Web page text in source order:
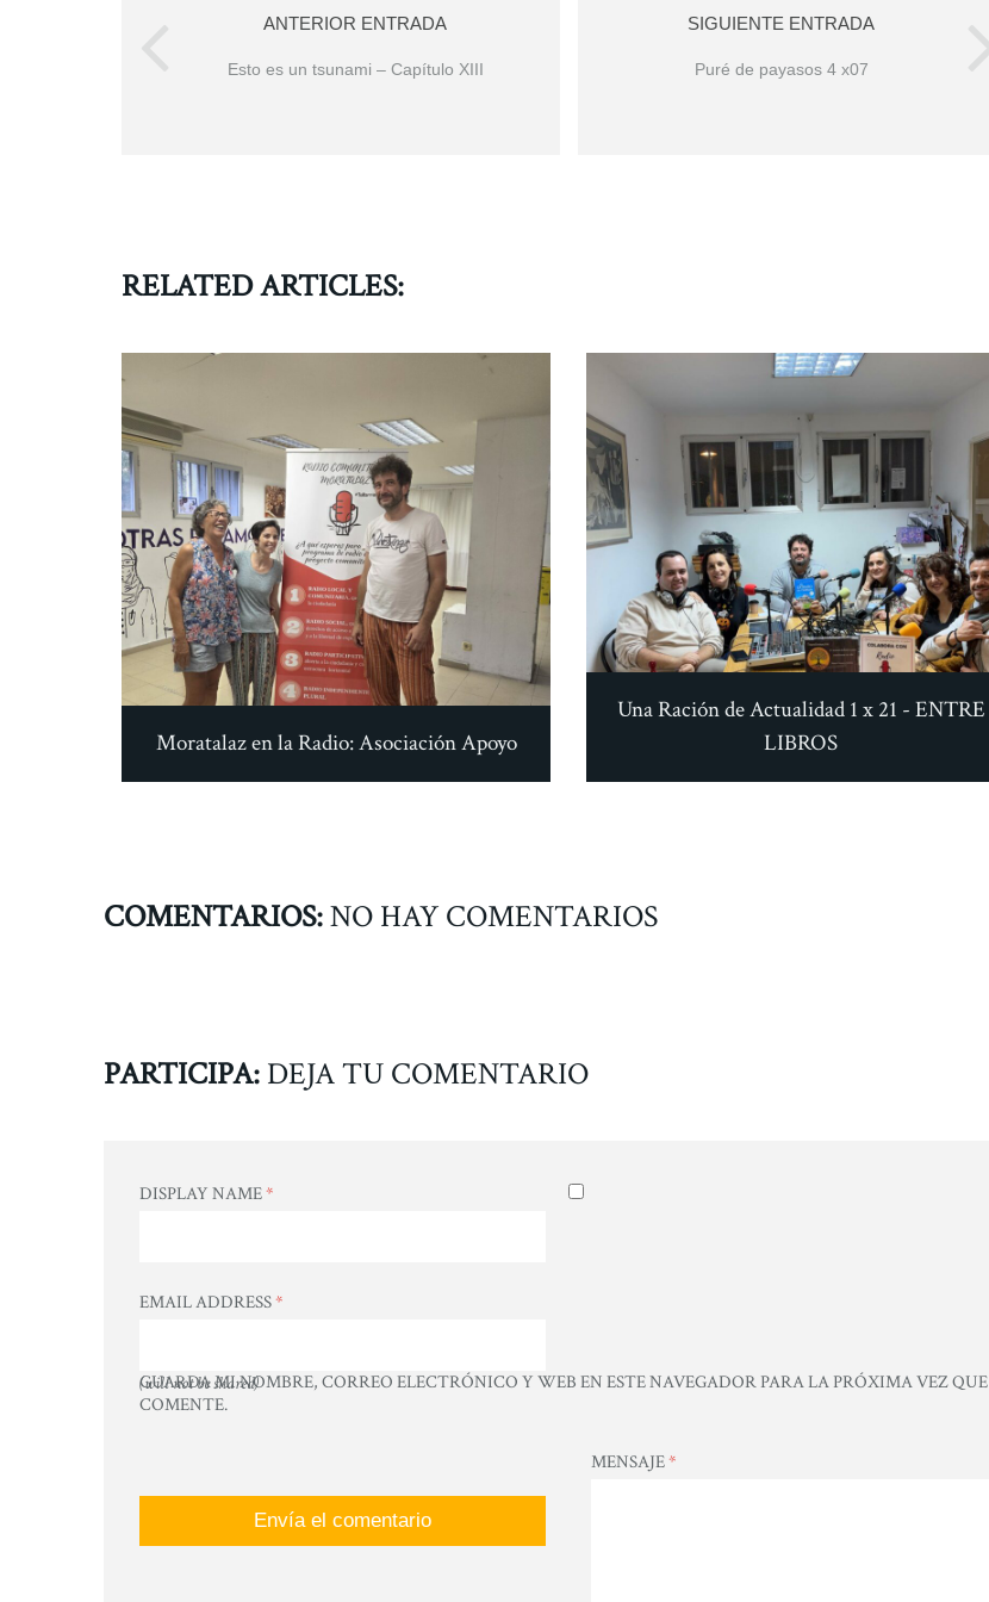
ANTERIOR ENTRADA
Esto es un tsunami – Capítulo XIII
SIGUIENTE ENTRADA
Puré de payasos 4 x07
RELATED ARTICLES:
Moratalaz en la Radio: Asociación Apoyo
Una Ración de Actualidad 1 x 21 - ENTRE
LIBROS
COMENTARIOS:NO HAY COMENTARIOS
PARTICIPA: DEJA TU COMENTARIO
DISPLAY NAME*
EMAIL ADDRESS*
(will not be shared)
GUARDA MI NOMBRE, CORREO ELECTRÓNICO Y WEB EN ESTE NAVEGADOR PARA LA PRÓXIMA VEZ QUE
COMENTE.
MENSAJE*